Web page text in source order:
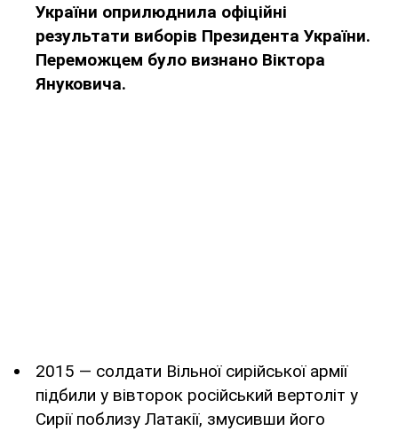
України оприлюднила офіційні
результати виборів Президента України.
Переможцем було визнано Віктора
Януковича.
2015 — солдати Вільної сирійської армії
підбили у вівторок російський вертоліт у
Сирії поблизу Латакії, змусивши його